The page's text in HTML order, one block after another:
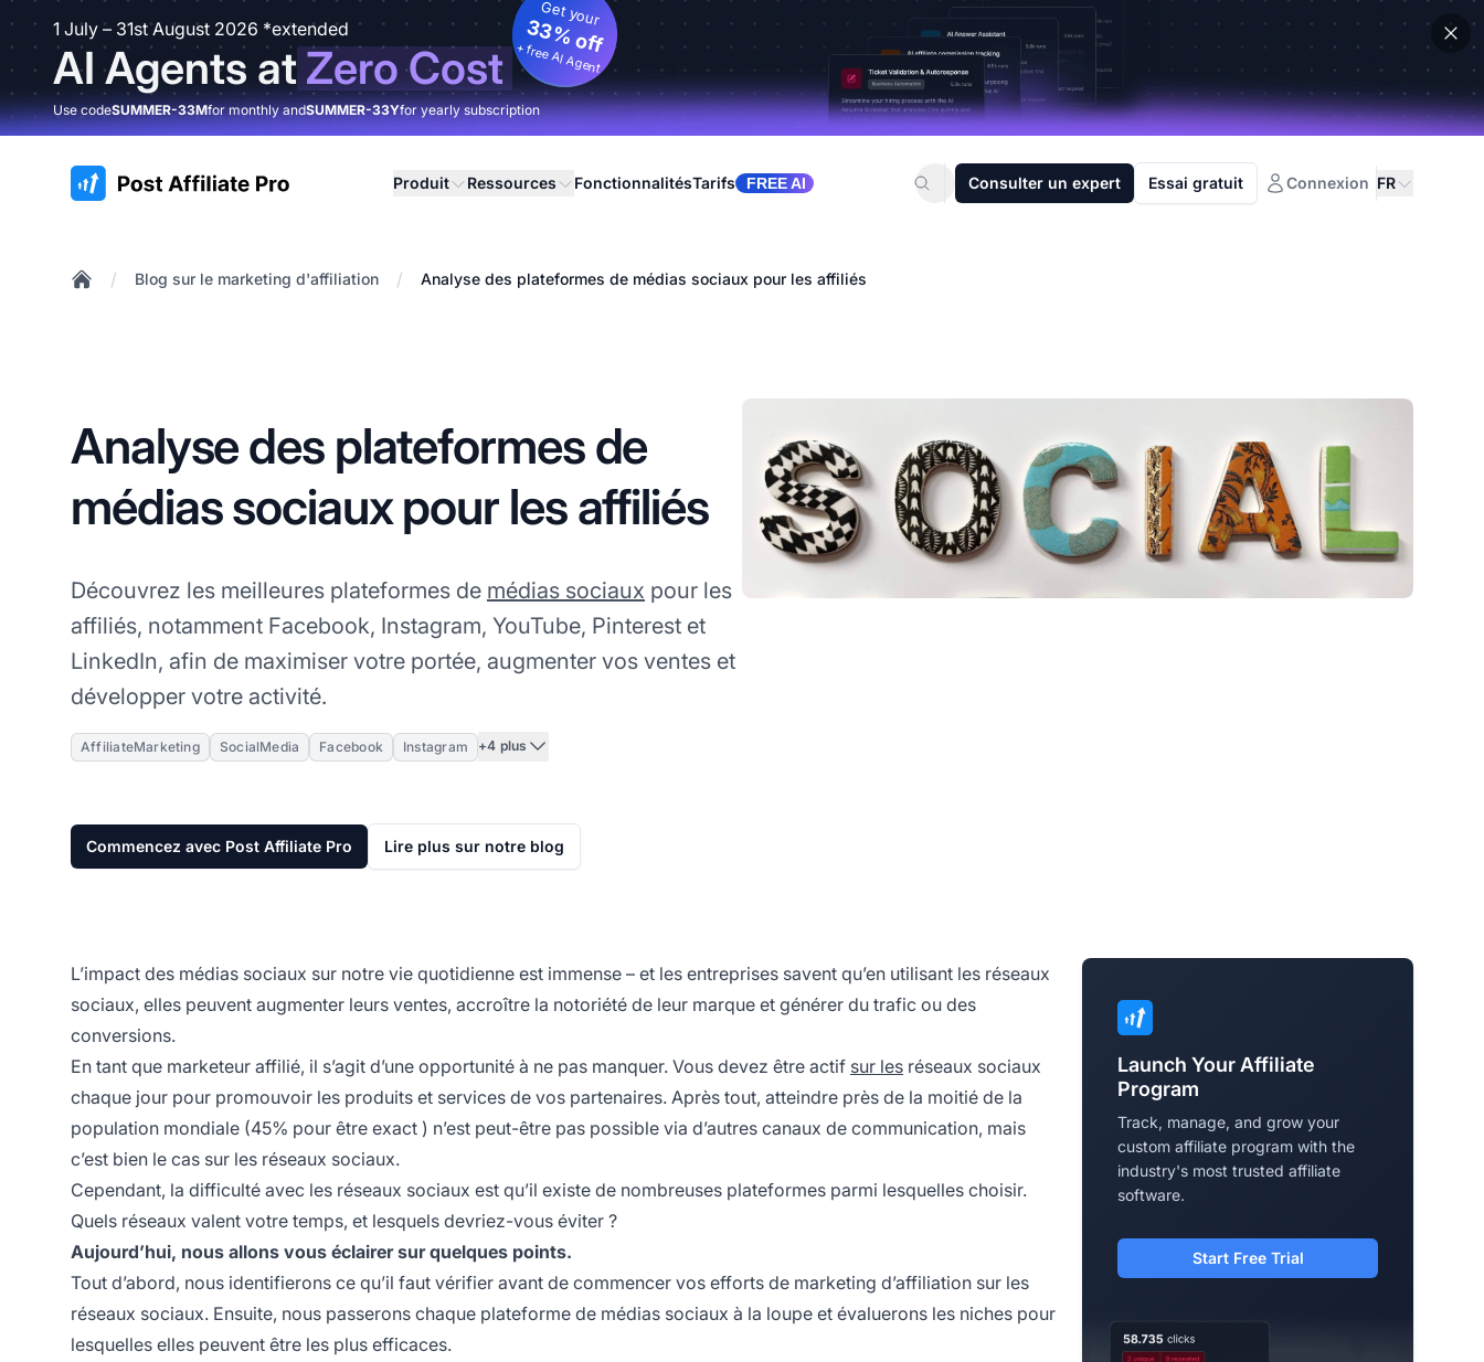
1 July – 31st August 2026 *extended
AI Agents atZero Cost
Get your
33% off
+ free AI Agent
Use codeSUMMER-33Mfor monthly andSUMMER-33Yfor yearly subscription
:site.title Produit Ressources FonctionnalitésTarifs FREE AI Consulter un expert Essai gratuit Connexion FR
/ Blog sur le marketing d'affiliation / Analyse des plateformes de médias sociaux pour les affiliés
Analyse des plateformes de
médias sociaux pour les affiliés
Découvrez les meilleures plateformes de médias sociaux pour les
affiliés, notamment Facebook, Instagram, YouTube, Pinterest et
LinkedIn, afin de maximiser votre portée, augmenter vos ventes et
développer votre activité.
AffiliateMarketing SocialMedia Facebook Instagram +4 plus
Commencez avec Post Affiliate Pro Lire plus sur notre blog
L’impact des médias sociaux sur notre vie quotidienne est immense – et les entreprises savent qu’en utilisant les réseaux
sociaux, elles peuvent augmenter leurs ventes, accroître la notoriété de leur marque et générer du trafic ou des
conversions.
En tant que marketeur affilié, il s’agit d’une opportunité à ne pas manquer. Vous devez être actif sur les réseaux sociaux
chaque jour pour promouvoir les produits et services de vos partenaires. Après tout, atteindre près de la moitié de la
population mondiale (45% pour être exact ) n’est peut-être pas possible via d’autres canaux de communication, mais
c’est bien le cas sur les réseaux sociaux.
Cependant, la difficulté avec les réseaux sociaux est qu’il existe de nombreuses plateformes parmi lesquelles choisir.
Quels réseaux valent votre temps, et lesquels devriez-vous éviter ?
Aujourd’hui, nous allons vous éclairer sur quelques points.
Tout d’abord, nous identifierons ce qu’il faut vérifier avant de commencer vos efforts de marketing d’affiliation sur les
réseaux sociaux. Ensuite, nous passerons chaque plateforme de médias sociaux à la loupe et évaluerons les niches pour
lesquelles elles peuvent être les plus efficaces.
Launch Your Affiliate
Program
Track, manage, and grow your
custom affiliate program with the
industry's most trusted affiliate
software.
Start Free Trial